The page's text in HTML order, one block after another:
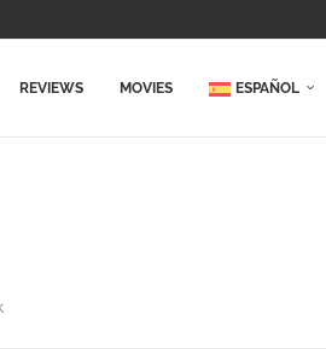
REVIEWS MOVIES ESPAÑOL